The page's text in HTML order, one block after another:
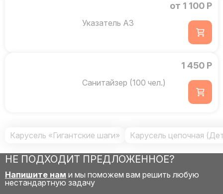
Указатель А3
от 1 100 Р
Санитайзер (100 чел.)
1 450 Р
Карусель «Гигантские шаги» Карусель цепочная
НЕ ПОДХОДИТ ПРЕДЛОЖЕННОЕ?
Напишите нам и мы поможем вам решить любую
нестандартную задачу